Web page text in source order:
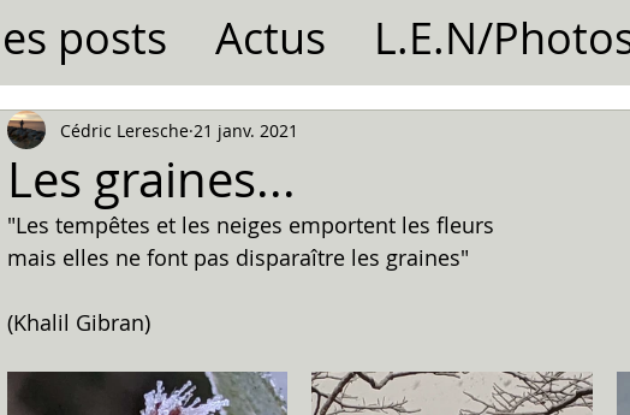
posts Actus L.E.N/
Les graines...
Cédric Leresche 21 janv. 2021
"Les tempêtes et les neiges emportent les fleurs
mais elles ne font pas disparaître les graines"
(Khalil Gibran)